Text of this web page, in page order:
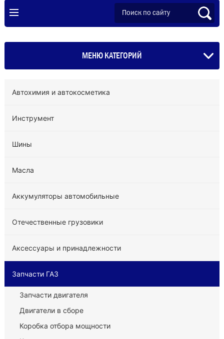
МЕНЮ КАТЕГОРИЙ
Автохимия и автокосметика
Инструмент
Шины
Масла
Аккумуляторы автомобильные
Отечественные грузовики
Аксессуары и принадлежности
Запчасти ГАЗ
Запчасти двигателя
Двигатели в сборе
Коробка отбора мощности